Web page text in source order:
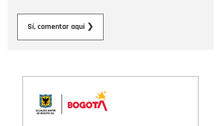
Sí, comentar aquí ❯